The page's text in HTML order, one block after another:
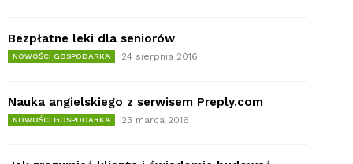
Bezpłatne leki dla seniorów
NOWOŚCI GOSPODARKA 24 sierpnia 2016
Nauka angielskiego z serwisem Preply.com
NOWOŚCI GOSPODARKA 23 marca 2016